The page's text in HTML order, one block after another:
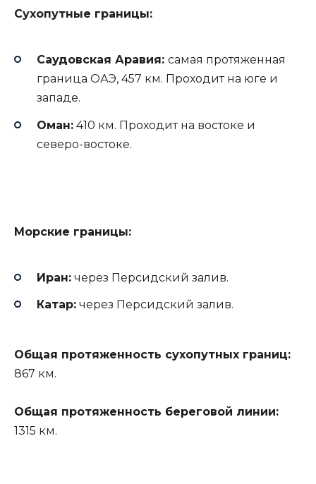
Сухопутные границы:
Саудовская Аравия: самая протяженная
граница ОАЭ, 457 км. Проходит на юге и
западе.
Оман: 410 км. Проходит на востоке и
северо-востоке.
Морские границы:
Иран: через Персидский залив.
Катар: через Персидский залив.
Общая протяженность сухопутных границ:
867 км.
Общая протяженность береговой линии:
1315 км.